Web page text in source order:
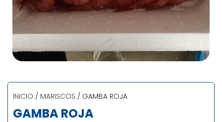
INICIO / MARISCOS / GAMBA ROJA
GAMBA ROJA